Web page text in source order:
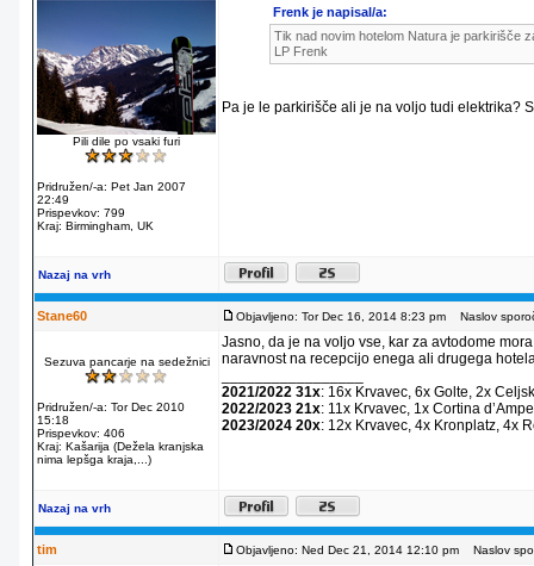
Pili dile po vsaki furi
Pridružen/-a: Pet Jan 2007
22:49
Prispevkov: 799
Kraj: Birmingham, UK
Frenk je napisal/a:
Tik nad novim hotelom Natura je parkirišče
LP Frenk
Pa je le parkirišče ali je na voljo tudi elektrika?
Nazaj na vrh
Stane60 Objavljeno: Tor Dec 16, 2014 8:23 pm Naslov
Sezuva pancarje na sedežnici
Pridružen/-a: Tor Dec 2010
15:18
Prispevkov: 406
Kraj: Kašarija (Dežela kranjska
nima lepšga kraja,...)
Jasno, da je na voljo vse, kar za avtodome
naravnost na recepcijo enega ali drugega
2021/2022 31x: 16x Krvavec, 6x Golte, 2x
2022/2023 21x: 11x Krvavec, 1x Cortina
2023/2024 20x: 12x Krvavec, 4x Kronplatz, 4x
Nazaj na vrh
tim Objavljeno: Ned Dec 21, 2014 12:10 pm Naslov